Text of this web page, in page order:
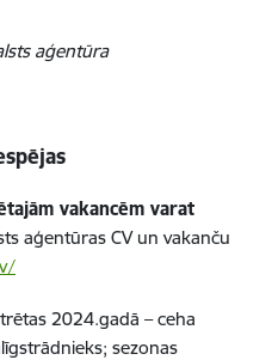
aģentūra
vakancēm varat
aģentūras CV un vakanču
2024.gadā – ceha
sezonas